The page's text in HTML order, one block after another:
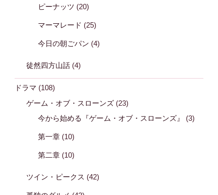
ピーナッツ (20)
マーマレード (25)
今日の朝ごパン (4)
徒然四方山話 (4)
ドラマ (108)
ゲーム・オブ・スローンズ (23)
今から始める『ゲーム・オブ・スローンズ』
(3)
第一章 (10)
第二章 (10)
ツイン・ピークス (42)